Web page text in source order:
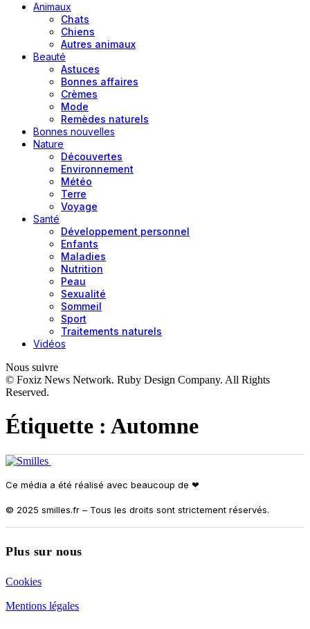
Animaux
Chats
Chiens
Autres animaux
Beauté
Astuces
Bonnes affaires
Crèmes
Mode
Remèdes naturels
Bonnes nouvelles
Nature
Découvertes
Environnement
Météo
Terre
Voyage
Santé
Développement personnel
Enfants
Maladies
Nutrition
Peau
Sexualité
Sommeil
Sport
Traitements naturels
Vidéos
Nous suivre
© Foxiz News Network. Ruby Design Company. All Rights
Reserved.
Étiquette : Automne
Ce média a été réalisé avec beaucoup de ❤︎
© 2025 smilles.fr – Tous les droits sont strictement réservés.
Plus sur nous
Cookies
Mentions légales